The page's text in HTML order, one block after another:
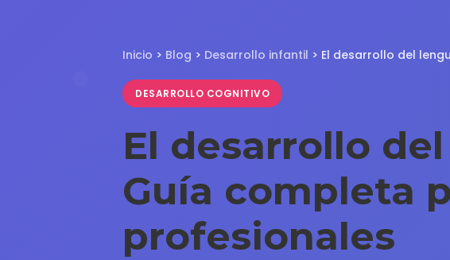
Inicio > Blog > Desarrollo infantil > El desarrollo del
DESARROLLO COGNITIVO
El desarrollo del
Guía completa
profesionales